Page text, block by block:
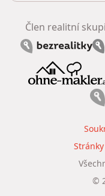
Člen realitní
©